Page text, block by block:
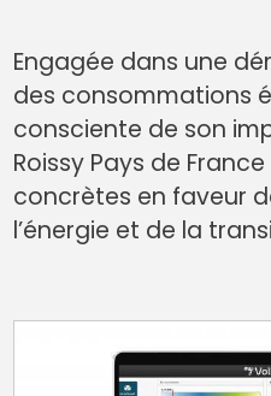
Engagée dans une
des consommations
consciente de son
Roissy Pays de
concrètes en faveur
l’énergie et de la